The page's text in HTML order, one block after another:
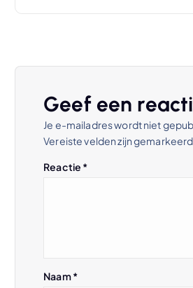
Geef een
Je e-mailadres wordt niet
Vereiste velden zijn
Reactie *
Naam*